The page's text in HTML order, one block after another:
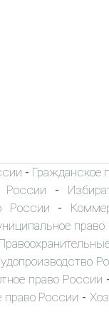
- Гражданское
России -
России -
право
право России -
право России -